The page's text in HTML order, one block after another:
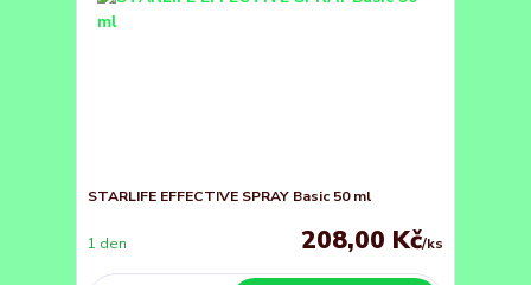
STARLIFE EFFECTIVE SPRAY Basic 50 ml
208,00 Kč/ks
1 den